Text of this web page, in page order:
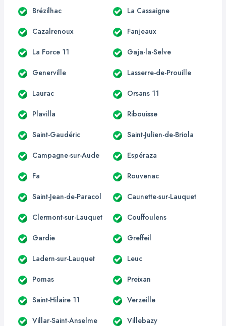
Brézilhac La Cassaigne
Cazalrenoux Fanjeaux
La Force 11 Gaja-la-Selve
Generville Lasserre-de-Prouille
Laurac Orsans 11
Plavilla Ribouisse
Saint-Gaudéric Saint-Julien-de-Briola
Campagne-sur-Aude Espéraza
Fa Rouvenac
Saint-Jean-de-Paracol Caunette-sur-Lauquet
Clermont-sur-Lauquet Couffoulens
Gardie Greffeil
Ladern-sur-Lauquet Leuc
Pomas Preixan
Saint-Hilaire 11 Verzeille
Villar-Saint-Anselme Villebazy